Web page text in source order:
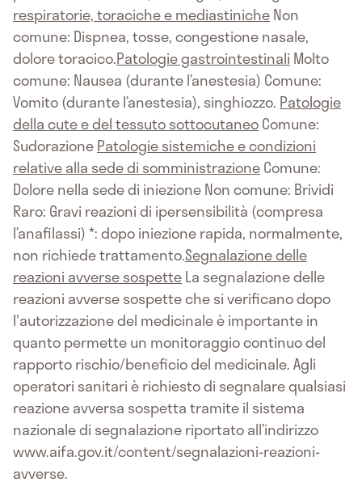
respiratorie, toraciche e mediastinicheNon
comune: Dispnea, tosse, congestione nasale,
dolore toracico.Patologie gastrointestinali Molto
comune: Nausea (durante l’anestesia) Comune:
Vomito (durante l’anestesia), singhiozzo. Patologie
della cute e del tessuto sottocutaneoComune:
SudorazionePatologie sistemiche e condizioni
relative alla sede di somministrazioneComune:
Dolore nella sede di iniezione Non comune: Brividi
Raro: Gravi reazioni di ipersensibilità (compresa
l’anafilassi) *: dopo iniezione rapida, normalmente,
non richiede trattamento.Segnalazione delle
reazioni avverse sospetteLa segnalazione delle
reazioni avverse sospette che si verificano dopo
l'autorizzazione del medicinale è importante in
quanto permette un monitoraggio continuo del
rapporto rischio/beneficio del medicinale. Agli
operatori sanitari è richiesto di segnalare qualsiasi
reazione avversa sospetta tramite il sistema
nazionale di segnalazione riportato all’indirizzo
www.aifa.gov.it/content/segnalazioni-reazioni-
avverse.